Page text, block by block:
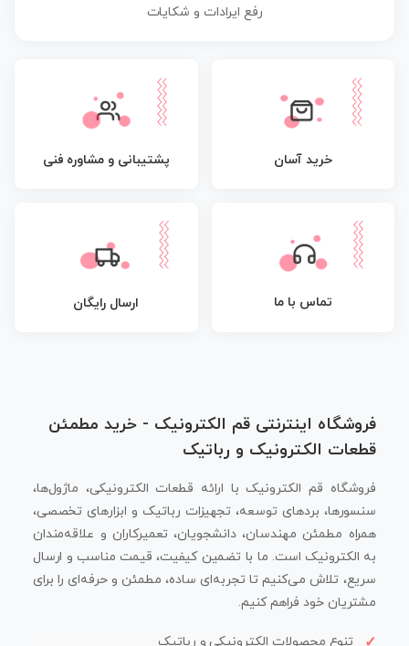
رفع ایرادات و شکایات
خرید آسان پشتیبانی و مشاوره فنی
تماس با ما ارسال رایگان
فروشگاه اینترنتی قم الکترونیک - خرید مطمئن
قطعات الکترونیک و رباتیک
فروشگاه قم الکترونیک با ارائه قطعات الکترونیکی، ماژول‌ها،
سنسورها، بردهای توسعه، تجهیزات رباتیک و ابزارهای تخصصی،
همراه مطمئن مهندسان، دانشجویان، تعمیرکاران و علاقه‌مندان
به الکترونیک است. ما با تضمین کیفیت، قیمت مناسب و ارسال
سریع، تلاش می‌کنیم تا تجربه‌ای ساده، مطمئن و حرفه‌ای را برای
مشتریان خود فراهم کنیم.
تنوع محصولات الکترونیکی و رباتیک